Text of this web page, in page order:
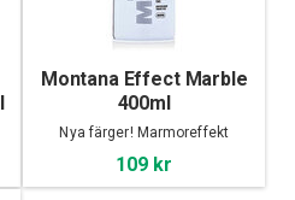
Montana Effect Marble
400ml
Nya färger! Marmoreffekt
109 kr